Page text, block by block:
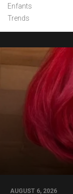
Enfants
Trends
AUGUST 6, 2026